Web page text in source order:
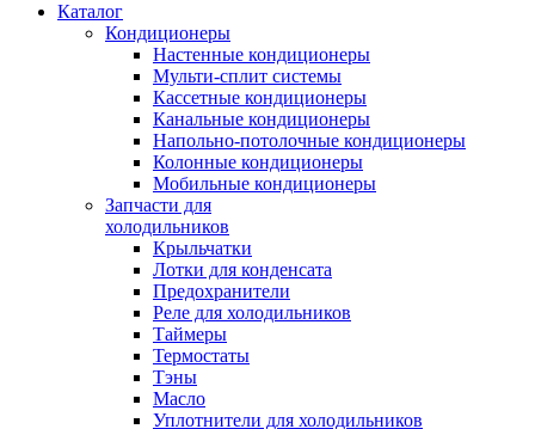
Каталог
Кондиционеры
Настенные кондиционеры
Мульти-сплит системы
Кассетные кондиционеры
Канальные кондиционеры
Напольно-потолочные кондиционеры
Колонные кондиционеры
Мобильные кондиционеры
Запчасти для
холодильников
Крыльчатки
Лотки для конденсата
Предохранители
Реле для холодильников
Таймеры
Термостаты
Тэны
Масло
Уплотнители для холодильников